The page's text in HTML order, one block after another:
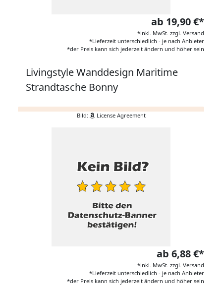
ab 19,90 €*
*inkl. MwSt. zzgl. Versand
*Lieferzeit unterschiedlich - je nach Anbieter
*der Preis kann sich jederzeit ändern und höher sein
Livingstyle Wanddesign Maritime
Strandtasche Bonny
Bild: License Agreement
ab 6,88 €*
*inkl. MwSt. zzgl. Versand
*Lieferzeit unterschiedlich - je nach Anbieter
*der Preis kann sich jederzeit ändern und höher sein